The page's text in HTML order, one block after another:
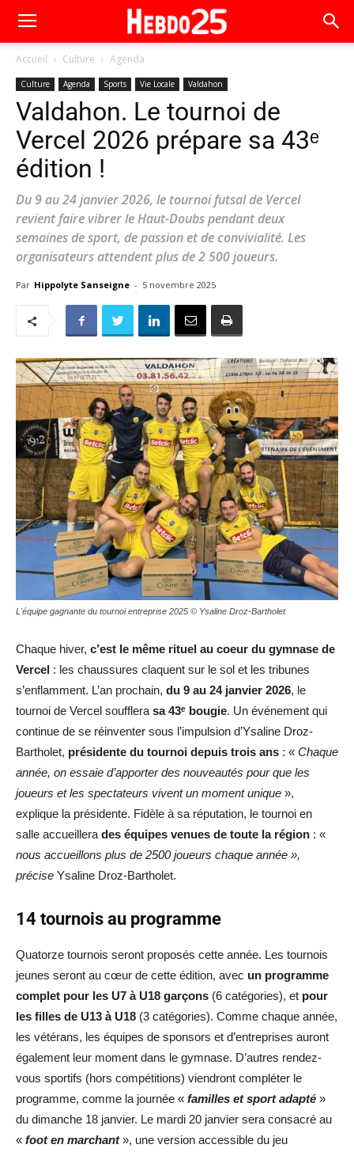
Accueil Culture Agenda
Culture Agenda Sports Vie Locale Valdahon
Valdahon. Le tournoi de
Vercel 2026 prépare sa 43ᵉ
édition !
Du 9 au 24 janvier 2026, le tournoi futsal de Vercel
revient faire vibrer le Haut-Doubs pendant deux
semaines de sport, de passion et de convivialité. Les
organisateurs attendent plus de 2 500 joueurs.
Par Hippolyte Sanseigne - 5 novembre 2025
L'équipe gagnante du tournoi entreprise 2025 © Ysaline Droz-Bartholet
Chaque hiver, c’est le même rituel au coeur du gymnase de
Vercel : les chaussures claquent sur le sol et les tribunes
s’enflamment. L’an prochain, du 9 au 24 janvier 2026, le
tournoi de Vercel soufflera sa 43ᵉ bougie. Un événement qui
continue de se réinventer sous l’impulsion d’Ysaline Droz-
Bartholet, présidente du tournoi depuis trois ans : « Chaque
année, on essaie d’apporter des nouveautés pour que les
joueurs et les spectateurs vivent un moment unique »,
explique la présidente. Fidèle à sa réputation, le tournoi en
salle accueillera des équipes venues de toute la région : «
nous accueillons plus de 2500 joueurs chaque année »,
précise Ysaline Droz-Bartholet.
14 tournois au programme
Quatorze tournois seront proposés cette année. Les tournois
jeunes seront au cœur de cette édition, avec un programme
complet pour les U7 à U18 garçons (6 catégories), et pour
les filles de U13 à U18 (3 catégories). Comme chaque année,
les vétérans, les équipes de sponsors et d’entreprises auront
également leur moment dans le gymnase. D’autres rendez-
vous sportifs (hors compétitions) viendront compléter le
programme, comme la journée « familles et sport adapté »
du dimanche 18 janvier. Le mardi 20 janvier sera consacré au
« foot en marchant», une version accessible du jeu